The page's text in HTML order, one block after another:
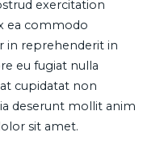
exercitation
ea commodo
in reprehenderit in
eu fugiat nulla
cupidatat non
deserunt mollit anim
sit amet.